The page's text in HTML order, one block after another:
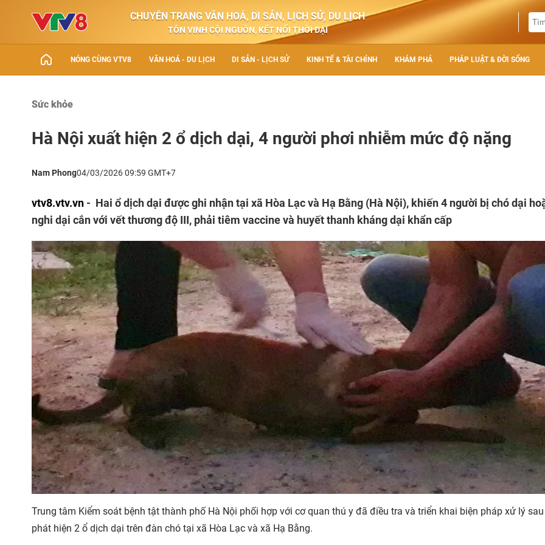
CHUYÊN TRANG VĂN HOÁ, DI SẢN, LỊCH SỬ, DU LỊCH
TÔN VINH CỘI NGUỒN, KẾT NỐI THỜI ĐẠI
NÓNG CÙNG VTV8 VĂN HOÁ - DU LỊCH DI SẢN - LỊCH SỬ KINH TẾ & TÀI CHÍNH KHÁM PHÁ PHÁP LUẬT & ĐỜI SỐNG
Sức khỏe
Hà Nội xuất hiện 2 ổ dịch dại, 4 người phơi nhiễm mức độ nặng
Nam Phong04/03/2026 09:59 GMT+7
vtv8.vtv.vn - Hai ổ dịch dại được ghi nhận tại xã Hòa Lạc và Hạ Bằng (Hà Nội), khiến 4 người bị chó dại
nghi dại cắn với vết thương độ III, phải tiêm vaccine và huyết thanh kháng dại khẩn cấp
Trung tâm Kiểm soát bệnh tật thành phố Hà Nội phối hợp với cơ quan thú y đã điều tra và triển khai biện pháp xử lý
phát hiện 2 ổ dịch dại trên đàn chó tại xã Hòa Lạc và xã Hạ Bằng.